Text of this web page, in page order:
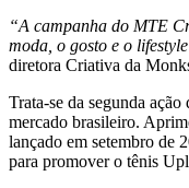
“A campanha do MTE
moda, o gosto e o
diretora Criativa da
Trata-se da segunda
mercado brasileiro.
lançado em setembro de
para promover o tênis